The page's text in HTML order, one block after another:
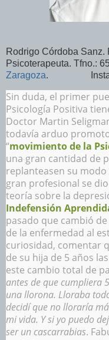
Rodrigo Córdoba
Psicoterapeuta. Tfno.:
Zaragoza.
Sin duda, el primer
Psicología Positiva
Doctor Martin
todavía arduo
“movimiento de la
una gran cantidad de
replanteasen su
gran profesional se
teoría sobre la
Indefensión
pasado que cambió
de la enfermedad al
curiosidad, comentar
de su hija de 5 años
este cambio total de
antes de que cumpliera
una llorona. Lloraba
decidí que no lloraría
mi vida. Y si yo puedo
ser un cascarrabias.